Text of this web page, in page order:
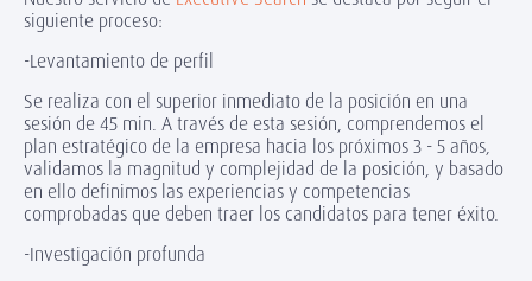
siguiente proceso:
-Levantamiento de perfil
Se realiza con el superior inmediato de la posición en una
sesión de 45 min. A través de esta sesión, comprendemos el
plan estratégico de la empresa hacia los próximos 3 - 5 años,
validamos la magnitud y complejidad de la posición, y basado
en ello definimos las experiencias y competencias
comprobadas que deben traer los candidatos para tener éxito.
-Investigación profunda